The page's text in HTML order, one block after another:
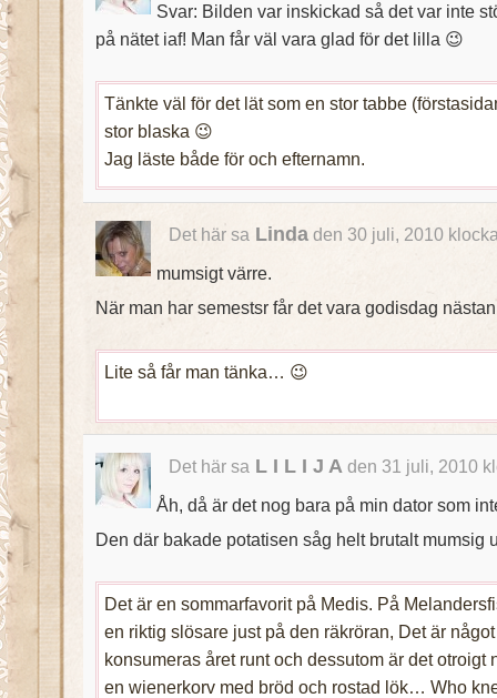
Svar: Bilden var inskickad så det var inte
på nätet iaf! Man får väl vara glad för det lilla 😉
Tänkte väl för det lät som en stor tabbe
stor blaska 😉
Jag läste både för och efternamn.
Det här sa Lindaden 30 juli, 2010
mumsigt värre.
När man har semestsr får det vara godisdag
Lite så får man tänka… 😉
Det här sa L I L I J A den 31 juli, 2010
Åh, då är det nog bara på min dator som
Den där bakade potatisen såg helt brutalt mumsig
Det är en sommarfavorit på Medis. På
en riktig slösare just på den räkröran, Det är
konsumeras året runt och dessutom är det otroigt
en wienerkorv med bröd och rostad lök… Who